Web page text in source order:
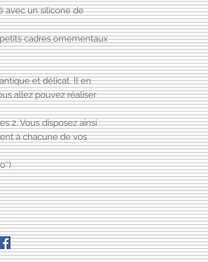
avec un silicone de
cadres ornementaux
et délicat. Il en
allez pouvez réaliser
2. Vous disposez ainsi
à chacune de vos
ses trésors les plus
feutrée de l’hôtel
Jane Austen, ou
poésie et
vibrant est
papiers peints
La France n’est pas
pièces de
dévoilant un plan
alphabets en points
un transfert
fleurs ou encore un
façon Toile de
français.
Bien entendu, la
cette série,
fleurs et des petits
à froid… pour la
divers…
De plus, il est
moules silicone
d’amande, beurre,
gâteaux – dans ce
l’utilisation. Les
au congélateur.
En loisirs créatifs,
cire de bougie, du
Si nécessaire, les
lavés avec de l’eau
Moule en silicone
Pour rehausser
etc. Peindre et